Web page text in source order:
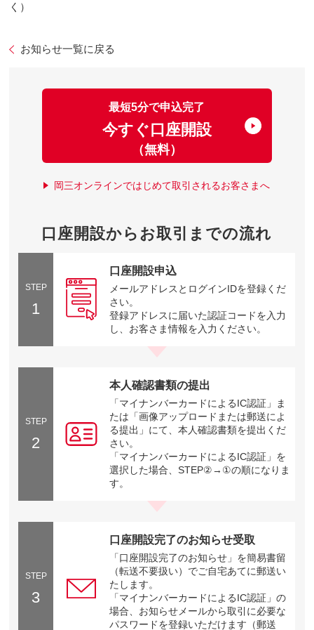
く）
お知らせ一覧に戻る
最短5分で申込完了
今すぐ口座開設
（無料）
岡三オンラインではじめて取引されるお客さまへ
口座開設からお取引までの流れ
STEP
1
口座開設申込
メールアドレスとログインIDを登録くだ
さい。
登録アドレスに届いた認証コードを入力
し、お客さま情報を入力ください。
STEP
2
本人確認書類の提出
「マイナンバーカードによるIC認証」ま
たは「画像アップロードまたは郵送によ
る提出」にて、本人確認書類を提出くだ
さい。
「マイナンバーカードによるIC認証」を
選択した場合、STEP②→①の順になりま
す。
STEP
3
口座開設完了のお知らせ受取
「口座開設完了のお知らせ」を簡易書留
（転送不要扱い）でご自宅あてに郵送い
たします。
「マイナンバーカードによるIC認証」の
場合、お知らせメールから取引に必要な
パスワードを登録いただけます（郵送